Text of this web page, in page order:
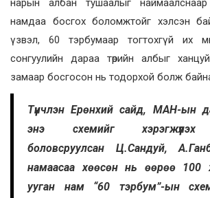
нарын албан тушаалыг наймаалснаар
намдаа босгох боломжтойг хэлсэн
үзвэл, 60 тэрбумаар тогтохгүй их
сонгуулийн дараа төрийн албыг
замаар босгосон нь тодорхой болж
Түүнчлэн Ерөнхий сайд, МАН-ын
энэ схемийг хэрэгжүүлэх
боловсруулсан Ц.Сандуй,
намаасаа хөөсөн нь өөрөө 100
ууган нам “60 тэрбум”-ын